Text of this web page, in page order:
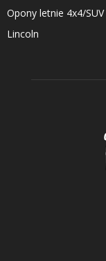
Opony letnie 4x4/SUV
Lincoln